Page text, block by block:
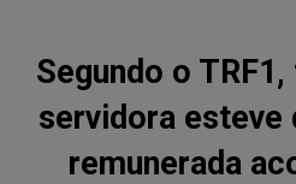
Segundo o
servidora esteve
remunerada